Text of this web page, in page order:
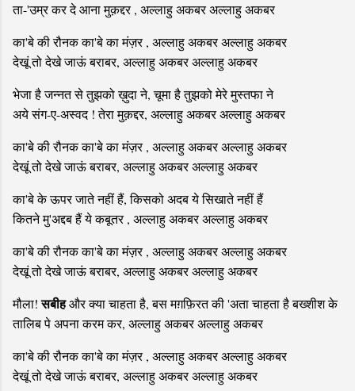
ता-'उम्र कर दे आना मुक़द्दर , अल्लाहु अकबर अल्लाहु अकबर
का'बे की रौनक का'बे का मंज़र , अल्लाहु अकबर अल्लाहु अकबर
देखूं तो देखे जाऊं बराबर, अल्लाहु अकबर अल्लाहु अकबर
भेजा है जन्नत से तुझको ख़ुदा ने, चूमा है तुझको मेरे मुस्तफा ने
अये संग-ए-अस्वद ! तेरा मुक़द्दर, अल्लाहु अकबर अल्लाहु अकबर
का'बे की रौनक का'बे का मंज़र , अल्लाहु अकबर अल्लाहु अकबर
देखूं तो देखे जाऊं बराबर, अल्लाहु अकबर अल्लाहु अकबर
का'बे के ऊपर जाते नहीं हैं, किसको अदब ये सिखाते नहीं हैं
कितने मु'अद्दब हैं ये कबूतर , अल्लाहु अकबर अल्लाहु अकबर
का'बे की रौनक का'बे का मंज़र , अल्लाहु अकबर अल्लाहु अकबर
देखूं तो देखे जाऊं बराबर, अल्लाहु अकबर अल्लाहु अकबर
मौला!सबीहऔर क्या चाहता है, बस मग़फ़िरत की 'अता चाहता है बख्शीश के
तालिब पे अपना करम कर, अल्लाहु अकबर अल्लाहु अकबर
का'बे की रौनक का'बे का मंज़र , अल्लाहु अकबर अल्लाहु अकबर
देखूं तो देखे जाऊं बराबर, अल्लाहु अकबर अल्लाहु अकबर